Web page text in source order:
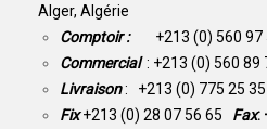
Alger, Algérie
Comptoir : +213 (0) 560 97
Commercial : +213 (0) 560 89
Livraison: +213 (0) 775 25 35
Fix +213 (0) 28 07 56 65 Fax: